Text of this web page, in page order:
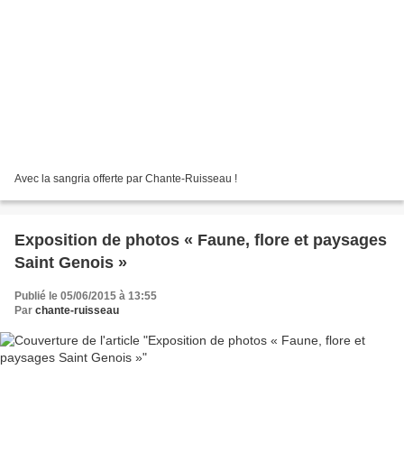
Avec la sangria offerte par Chante-Ruisseau !
Exposition de photos « Faune, flore et paysages
Saint Genois »
Publié le 05/06/2015 à 13:55
Par chante-ruisseau